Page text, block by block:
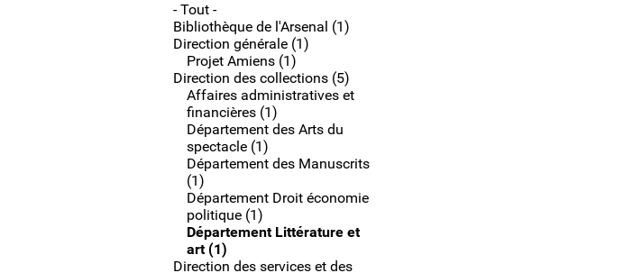
- Tout -
Bibliothèque de l'Arsenal (1)
Direction générale (1)
Projet Amiens (1)
Direction des collections (5)
Affaires administratives et
financières (1)
Département des Arts du
spectacle (1)
Département des Manuscrits
(1)
Département Droit économie
politique (1)
Département Littérature et
art (1)
Direction des services et des